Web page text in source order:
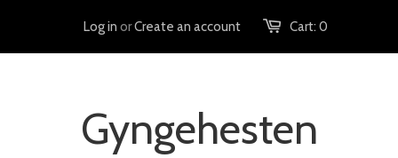
Cart: 0
Log in orCreate an account
Gyngehesten